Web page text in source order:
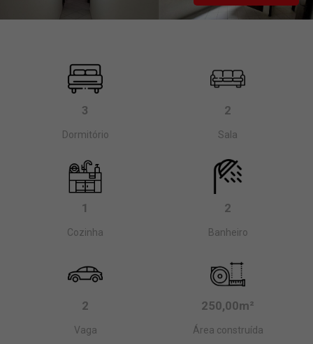
3
Dormitório
2
Sala
1
Cozinha
2
Banheiro
2
Vaga
250,00m²
Área construída